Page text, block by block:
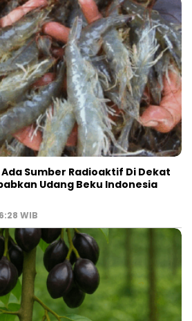
Sumber Radioaktif Di Dekat
Udang Beku Indonesia
WIB